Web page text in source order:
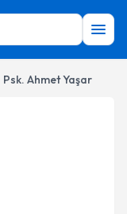
Psk. Ahmet Yaşar